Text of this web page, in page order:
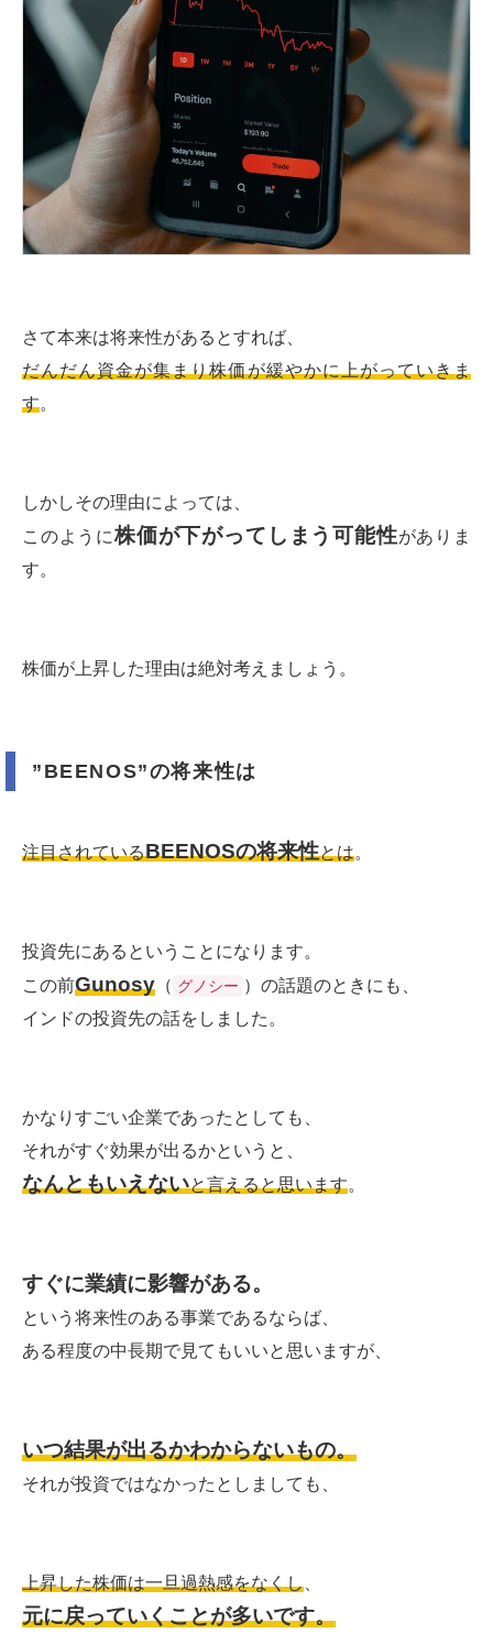
さて本来は将来性があるとすれば、
だんだん資金が集まり株価が緩やかに上がっていきま
す。
しかしその理由によっては、
このように株価が下がってしまう可能性がありま
す。
株価が上昇した理由は絶対考えましょう。
”BEENOS”の将来性は
注目されているBEENOSの将来性とは。
投資先にあるということになります。
この前Gunosy （ グノシー ）の話題のときにも、
インドの投資先の話をしました。
かなりすごい企業であったとしても、
それがすぐ効果が出るかというと、
なんともいえないと言えると思います。
すぐに業績に影響がある。
という将来性のある事業であるならば、
ある程度の中長期で見てもいいと思いますが、
いつ結果が出るかわからないもの。
それが投資ではなかったとしましても、
上昇した株価は一旦過熱感をなくし
元に戻っていくことが多いです。